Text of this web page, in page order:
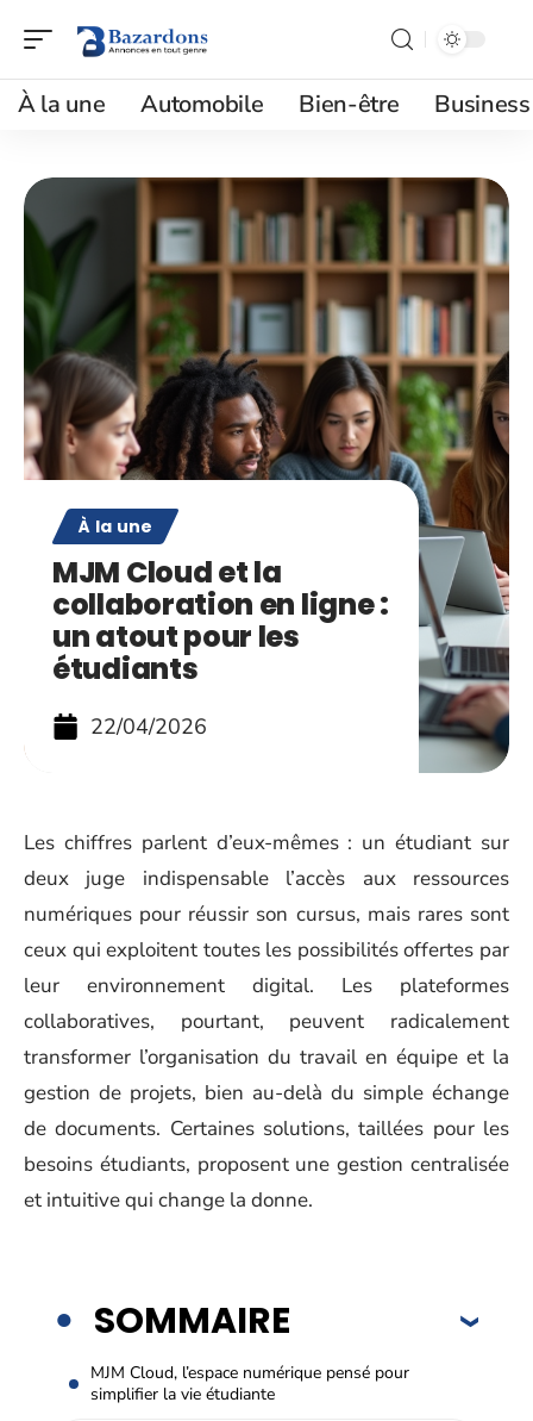
À la une Automobile Bien-être Business
À la une
MJM Cloud et la
collaboration en ligne :
un atout pour les
étudiants
22/04/2026
Les chiffres parlent d’eux-mêmes : un étudiant sur
deux juge indispensable l’accès aux ressources
numériques pour réussir son cursus, mais rares sont
ceux qui exploitent toutes les possibilités offertes par
leur environnement digital. Les plateformes
collaboratives, pourtant, peuvent radicalement
transformer l’organisation du travail en équipe et la
gestion de projets, bien au-delà du simple échange
de documents. Certaines solutions, taillées pour les
besoins étudiants, proposent une gestion centralisée
et intuitive qui change la donne.
SOMMAIRE
MJM Cloud, l’espace numérique pensé pour
simplifier la vie étudiante